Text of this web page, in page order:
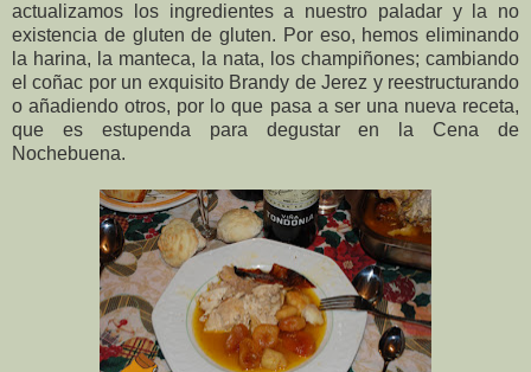
actualizamos los ingredientes a nuestro paladar y la no
existencia de gluten de gluten. Por eso, hemos eliminando
la harina, la manteca, la nata, los champiñones; cambiando
el coñac por un exquisito Brandy de Jerez y reestructurando
o añadiendo otros, por lo que pasa a ser una nueva receta,
que es estupenda para degustar en la Cena de
Nochebuena.